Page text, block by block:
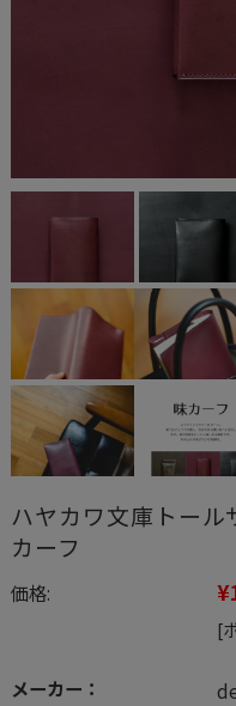
ハヤカワ文庫トー
カーフ
価格:
[
メーカー：